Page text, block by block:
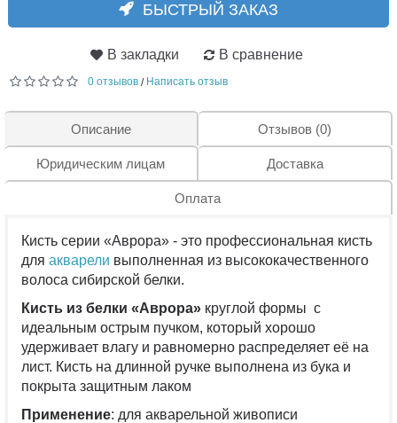
БЫСТРЫЙ ЗАКАЗ
В закладки В сравнение
0 отзывов / Написать отзыв
Описание Отзывов (0)
Юридическим лицам Доставка
Оплата
Кисть серии «Аврора» - это профессиональная кисть
для акварели выполненная из высококачественного
волоса сибирской белки.
Кисть из белки «Аврора» круглой формы с
идеальным острым пучком, который хорошо
удерживает влагу и равномерно распределяет её на
лист. Кисть на длинной ручке выполнена из бука и
покрыта защитным лаком
Применение: для акварельной живописи